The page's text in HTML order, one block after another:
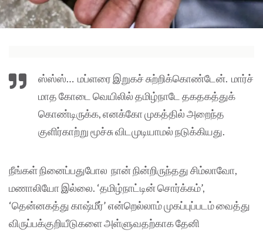
ஸ்ஸ்ஸ்… மப்ளரை இறுகச் சுற்றிக்கொண்டேன். மார்ச்
மாத கோடை வெயிலில் தமிழ்நாடே தகதகத்துக்
கொண்டிருக்க, எனக்கோ முகத்தில் அறைந்த
குளிர்காற்று மூச்சு விடமுடியாமல் நடுக்கியது.
நீங்கள் நினைப்பதுபோல நான் நின்றிருந்தது சிம்லாவோ,
மணாலியோ இல்லை. ‘தமிழ்நாட்டின் சொர்க்கம்’,
‘தென்னகத்து காஷ்மீர்’ என்றெல்லாம் முகப்புப்படம் வைத்து
விருப்பக்குறியீடுகளை அள்ளுவதற்காக தேனி